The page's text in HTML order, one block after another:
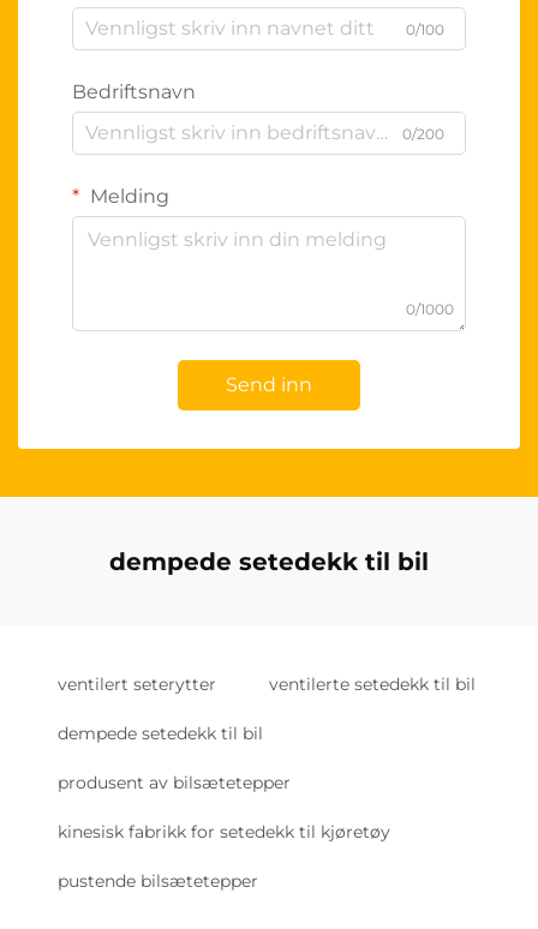
0/100
Bedriftsnavn
0/200
Melding
0/1000
Send inn
dempede setedekk til bil
ventilert seterytter ventilerte setedekk til bil
dempede setedekk til bil
produsent av bilsætetepper
kinesisk fabrikk for setedekk til kjøretøy
pustende bilsætetepper